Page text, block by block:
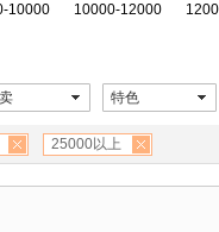
10000 10000-12000
特色
25000以上